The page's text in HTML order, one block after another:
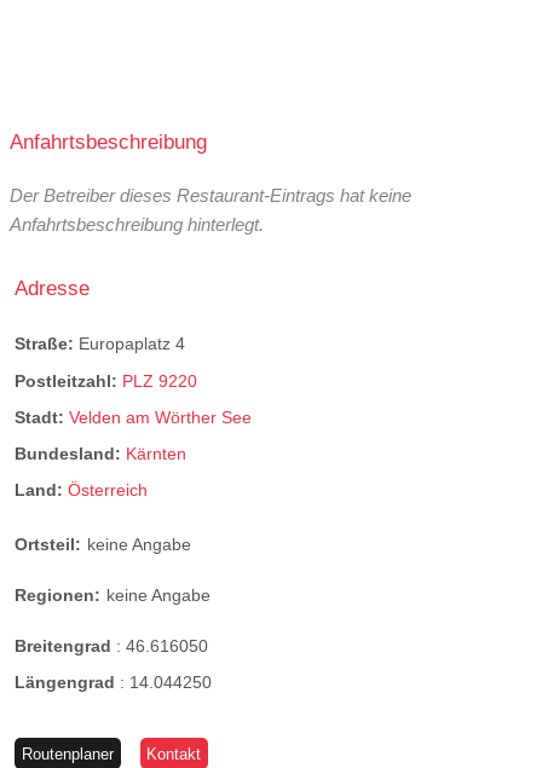
Anfahrtsbeschreibung
Der Betreiber dieses Restaurant-Eintrags hat keine
Anfahrtsbeschreibung hinterlegt.
Adresse
Straße: Europaplatz 4
Postleitzahl: PLZ 9220
Stadt: Velden am Wörther See
Bundesland: Kärnten
Land: Österreich
Ortsteil: keine Angabe
Regionen: keine Angabe
Breitengrad : 46.616050
Längengrad : 14.044250
Routenplaner Kontakt